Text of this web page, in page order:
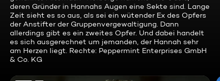
deren Gründer in Hannahs Augen eine Sekte sind. Lange
Zeit sieht es so aus, als sei ein wütender Ex des Opfers
der Anstifter der Gruppenvergewaltigung. Dann
allerdings gibt es ein zweites Opfer. Und dabei handelt
es sich ausgerechnet um jemanden, der Hannah sehr
am Herzen liegt. Rechte: Peppermint Enterprises GmbH
& Co. KG